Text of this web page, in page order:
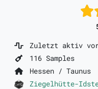
Zuletzt aktiv vor
116 Samples
Hessen / Taunus
Ziegelhütte-